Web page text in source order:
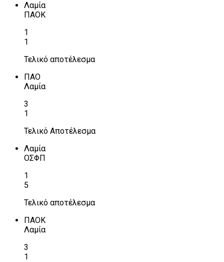
Λαμία
ΠΑΟΚ
1
1
Τελικό αποτέλεσμα
ΠΑΟ
Λαμία
3
1
Τελικό Αποτέλεσμα
Λαμία
ΟΣΦΠ
1
5
Τελικό αποτέλεσμα
ΠΑΟΚ
Λαμία
3
1